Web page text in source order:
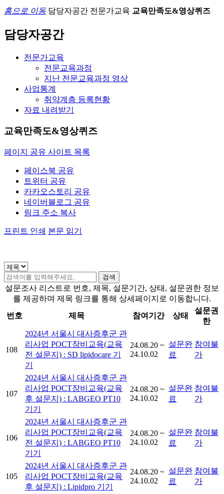
홈으로 이동 담당자공간 전문가교육 교육만족도&영상퀴즈
담당자공간
전문가교육
전문교육과정
지난 전문교육과정 영상
사업통계
취약계층 등록현황
자료 내려받기
교육만족도&영상퀴즈
페이지 공유 사이트 목록
페이스북 공유
트위터 공유
카카오스토리 공유
네이버블로그 공유
링크 주소 복사
프린트 인쇄 본문 읽기
설문조사 리스트로 번호, 제목, 설문기간, 상태, 설문권한 정보
를 제공하며 제목 링크를 통해 상세페이지로 이동합니다.
번호
제목 참여기간 상태
설문권
한
108
2024년 서울시 대사증후군 관
리사업 POCT장비교육(교육
전 설문지) : SD lipidocare 기
기
24.08.20 ~
24.10.02
설문완
료
참여불
가
107
2024년 서울시 대사증후군 관
리사업 POCT장비교육(교육
후 설문지) : LABGEO PT10
기기
24.08.20 ~
24.10.02
설문완
료
참여불
가
106
2024년 서울시 대사증후군 관
리사업 POCT장비교육(교육
전 설문지) : LABGEO PT10
기기
24.08.20 ~
24.10.02
설문완
료
참여불
가
105
2024년 서울시 대사증후군 관
리사업 POCT장비교육(교육
후 설문지) : Lipidpro 기기
24.08.20 ~
24.10.02
설문완
료
참여불
가